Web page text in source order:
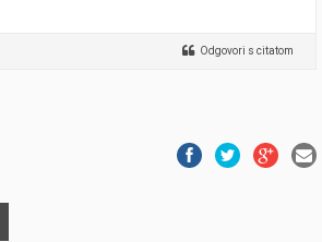
Odgovori s citatom